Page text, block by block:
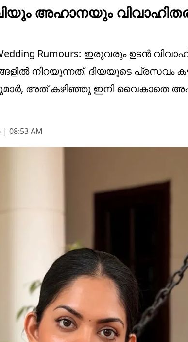
രവിയും അഹാനയും
Wedding Rumours: ഇരുവരും ഉടന്‍
നിറയുന്നത്. ദിയയുടെ പ്രസവം
അത് കഴിഞ്ഞു ഇനി വൈകാതെ
| 08:53 AM